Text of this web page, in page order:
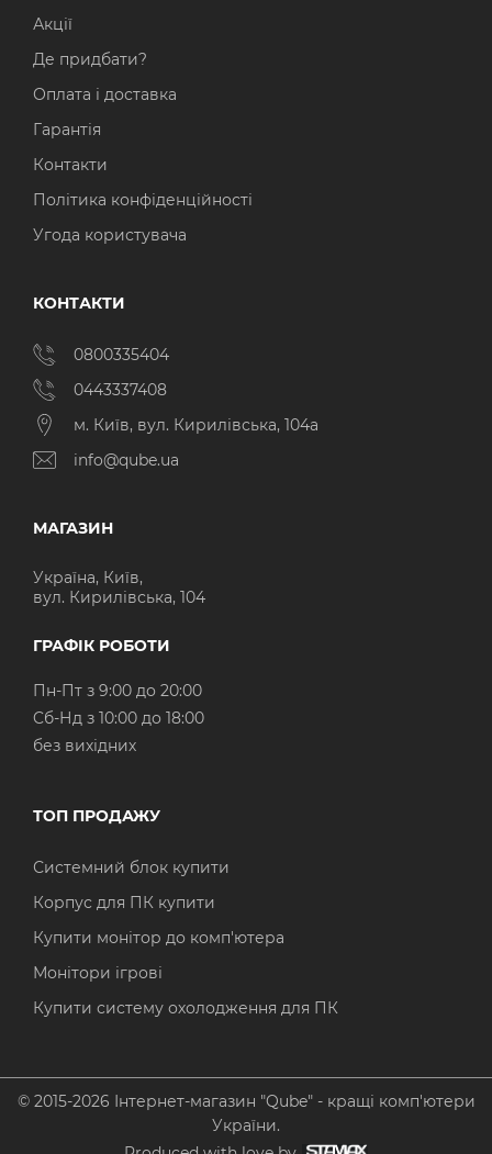
Акції
Де придбати?
Оплата і доставка
Гарантія
Контакти
Політика конфіденційності
Угода користувача
КОНТАКТИ
0800335404
0443337408
м. Київ, вул. Кирилівська, 104а
info@qube.ua
МАГАЗИН
Україна, Київ,
вул. Кирилівська, 104
ГРАФІК РОБОТИ
Пн-Пт з 9:00 до 20:00
Cб-Нд з 10:00 до 18:00
без вихідних
ТОП ПРОДАЖУ
Системний блок купити
Корпус для ПК купити
Купити монітор до комп'ютера
Монітори ігрові
Купити систему охолодження для ПК
© 2015-2026 Інтернет-магазин "Qube" - кращі комп'ютери
України.